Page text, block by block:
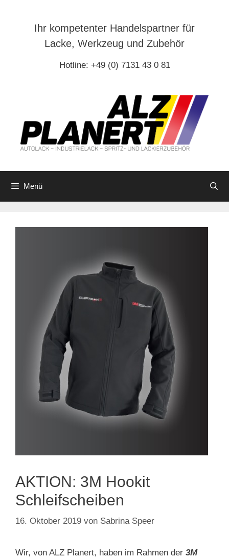
Ihr kompetenter Handelspartner für
Lacke, Werkzeug und Zubehör
Hotline: +49 (0) 7131 43 0 81
Menü
AKTION: 3M Hookit
Schleifscheiben
16. Oktober 2019 von Sabrina Speer
Wir, von ALZ Planert, haben im Rahmen der 3M